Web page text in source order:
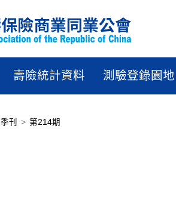
壽險統計資料 測驗登錄園地
季刊 第214期